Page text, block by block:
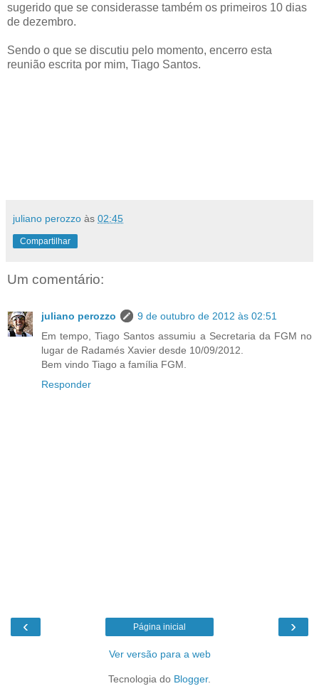
sugerido que se considerasse também os primeiros 10 dias
de dezembro.
Sendo o que se discutiu pelo momento, encerro esta
reunião escrita por mim, Tiago Santos.
juliano perozzo às 02:45
Compartilhar
Um comentário:
juliano perozzo
9 de outubro de 2012 às 02:51
Em tempo, Tiago Santos assumiu a Secretaria da FGM no
lugar de Radamés Xavier desde 10/09/2012.
Bem vindo Tiago a família FGM.
Responder
‹ ›
Página inicial
Ver versão para a web
Tecnologia do Blogger.